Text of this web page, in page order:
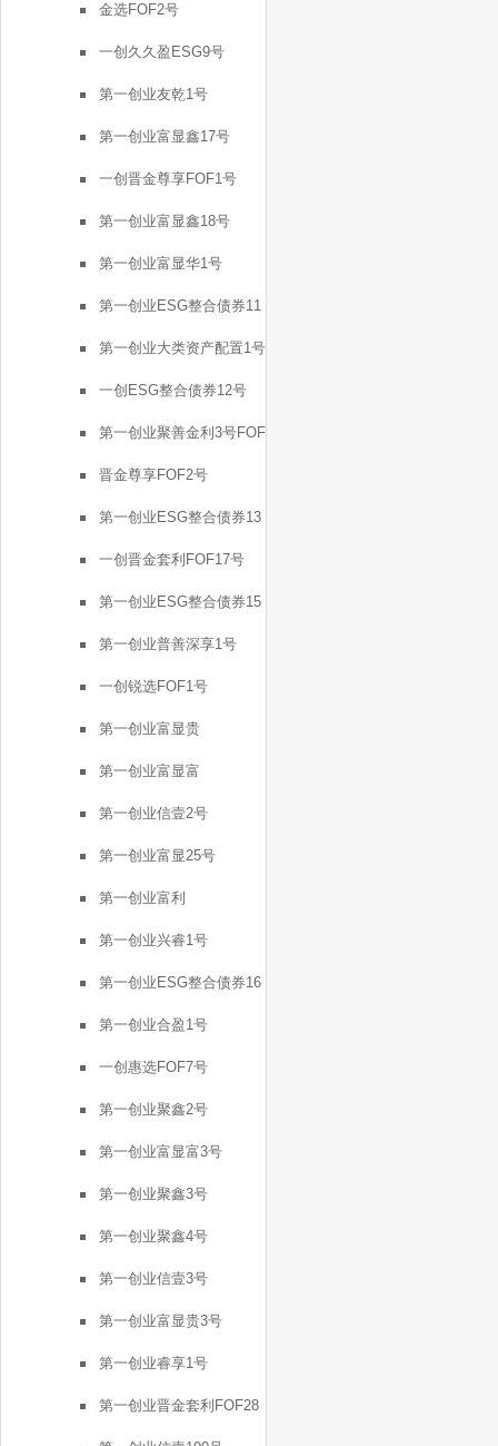
金选FOF2号
一创久久盈ESG9号
第一创业友乾1号
第一创业富显鑫17号
一创晋金尊享FOF1号
第一创业富显鑫18号
第一创业富显华1号
第一创业ESG整合债券11
号
第一创业大类资产配置1号
一创ESG整合债券12号
第一创业聚善金利3号FOF
晋金尊享FOF2号
第一创业ESG整合债券13
号
一创晋金套利FOF17号
第一创业ESG整合债券15
号
第一创业普善深享1号
一创锐选FOF1号
第一创业富显贵
第一创业富显富
第一创业信壹2号
第一创业富显25号
第一创业富利
第一创业兴睿1号
第一创业ESG整合债券16
号
第一创业合盈1号
一创惠选FOF7号
第一创业聚鑫2号
第一创业富显富3号
第一创业聚鑫3号
第一创业聚鑫4号
第一创业信壹3号
第一创业富显贵3号
第一创业睿享1号
第一创业晋金套利FOF28